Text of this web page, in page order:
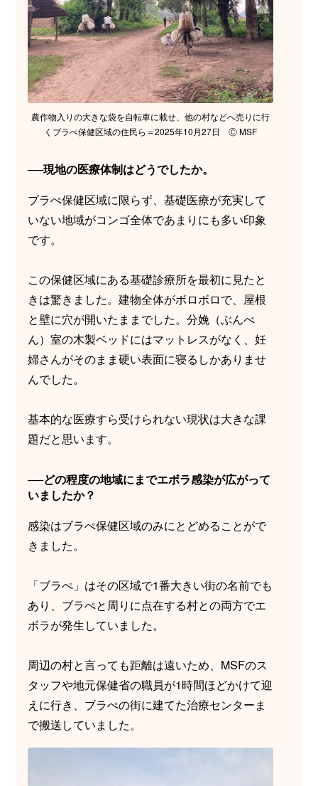
農作物入りの大きな袋を自転車に載せ、他の村などへ売りに行
くブラぺ保健区域の住民ら＝2025年10月27日 Ⓒ MSF
──現地の医療体制はどうでしたか。
ブラぺ保健区域に限らず、基礎医療が充実して
いない地域がコンゴ全体であまりにも多い印象
です。
この保健区域にある基礎診療所を最初に見たと
きは驚きました。建物全体がボロボロで、屋根
と壁に穴が開いたままでした。分娩（ぶんべ
ん）室の木製ベッドにはマットレスがなく、妊
婦さんがそのまま硬い表面に寝るしかありませ
んでした。
基本的な医療すら受けられない現状は大きな課
題だと思います。
──どの程度の地域にまでエボラ感染が広がって
いましたか？
感染はブラぺ保健区域のみにとどめることがで
きました。
「ブラぺ」はその区域で1番大きい街の名前でも
あり、ブラぺと周りに点在する村との両方でエ
ボラが発生していました。
周辺の村と言っても距離は遠いため、MSFのス
タッフや地元保健省の職員が1時間ほどかけて迎
えに行き、ブラぺの街に建てた治療センターま
で搬送していました。